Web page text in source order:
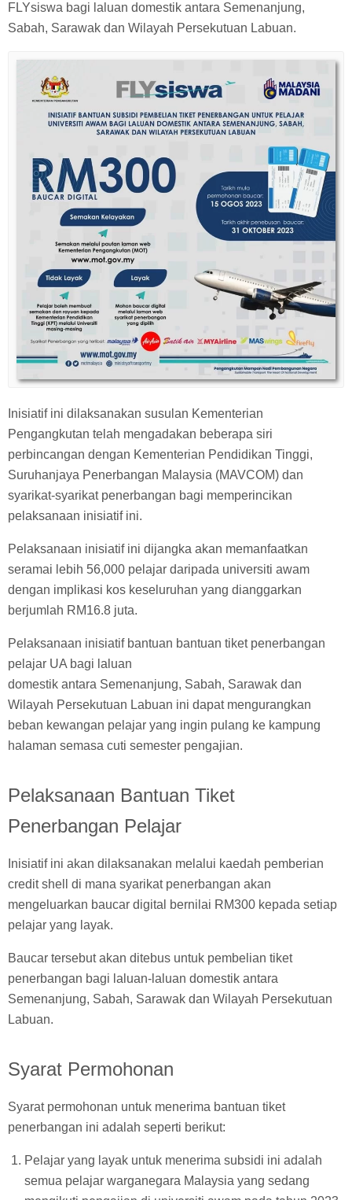
FLYsiswa bagi laluan domestik antara Semenanjung,
Sabah, Sarawak dan Wilayah Persekutuan Labuan.
Inisiatif ini dilaksanakan susulan Kementerian
Pengangkutan telah mengadakan beberapa siri
perbincangan dengan Kementerian Pendidikan Tinggi,
Suruhanjaya Penerbangan Malaysia (MAVCOM) dan
syarikat-syarikat penerbangan bagi memperincikan
pelaksanaan inisiatif ini.
Pelaksanaan inisiatif ini dijangka akan memanfaatkan
seramai lebih 56,000 pelajar daripada universiti awam
dengan implikasi kos keseluruhan yang dianggarkan
berjumlah RM16.8 juta.
Pelaksanaan inisiatif bantuan bantuan tiket penerbangan
pelajar UA bagi laluan
domestik antara Semenanjung, Sabah, Sarawak dan
Wilayah Persekutuan Labuan ini dapat mengurangkan
beban kewangan pelajar yang ingin pulang ke kampung
halaman semasa cuti semester pengajian.
Pelaksanaan Bantuan Tiket
Penerbangan Pelajar
Inisiatif ini akan dilaksanakan melalui kaedah pemberian
credit shell di mana syarikat penerbangan akan
mengeluarkan baucar digital bernilai RM300 kepada setiap
pelajar yang layak.
Baucar tersebut akan ditebus untuk pembelian tiket
penerbangan bagi laluan-laluan domestik antara
Semenanjung, Sabah, Sarawak dan Wilayah Persekutuan
Labuan.
Syarat Permohonan
Syarat permohonan untuk menerima bantuan tiket
penerbangan ini adalah seperti berikut:
Pelajar yang layak untuk menerima subsidi ini adalah
semua pelajar warganegara Malaysia yang sedang